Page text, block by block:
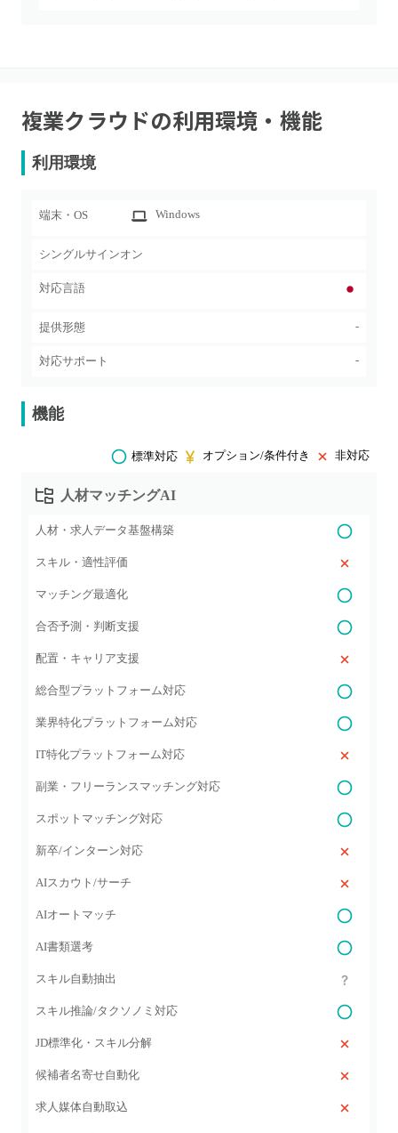
複業クラウドの利用環境・機能
利用環境
端末・OS Windows
シングルサインオン
対応言語
提供形態 -
対応サポート -
機能
標準対応 オプション/条件付き 非対応
人材マッチングAI
人材・求人データ基盤構築
スキル・適性評価
マッチング最適化
合否予測・判断支援
配置・キャリア支援
総合型プラットフォーム対応
業界特化プラットフォーム対応
IT特化プラットフォーム対応
副業・フリーランスマッチング対応
スポットマッチング対応
新卒/インターン対応
AIスカウト/サーチ
AIオートマッチ
AI書類選考
スキル自動抽出
スキル推論/タクソノミ対応
JD標準化・スキル分解
候補者名寄せ自動化
求人媒体自動取込